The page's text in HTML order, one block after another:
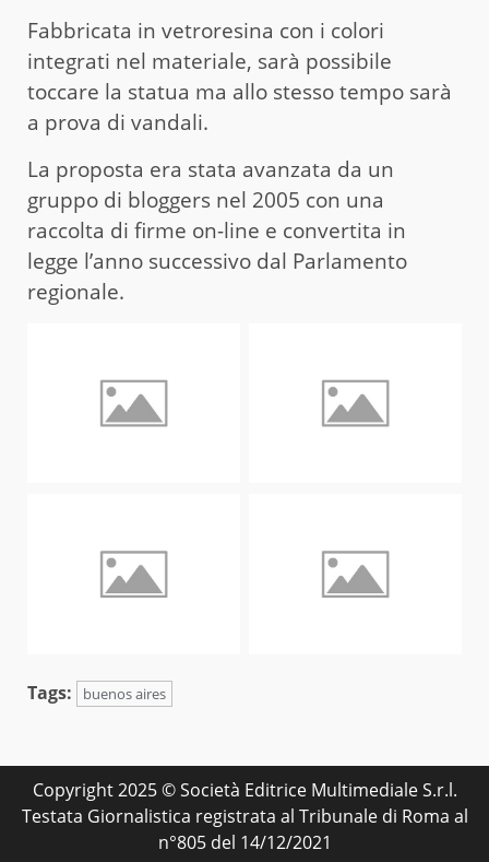
Fabbricata in vetroresina con i colori
integrati nel materiale, sarà possibile
toccare la statua ma allo stesso tempo sarà
a prova di vandali.
La proposta era stata avanzata da un
gruppo di bloggers nel 2005 con una
raccolta di firme on-line e convertita in
legge l’anno successivo dal Parlamento
regionale.
Tags: buenos aires
Copyright 2025 © Società Editrice Multimediale S.r.l.
Testata Giornalistica registrata al Tribunale di Roma al
n°805 del 14/12/2021